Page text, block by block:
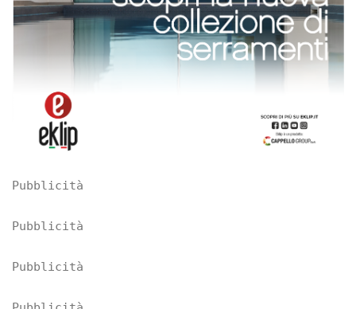
Pubblicità
Pubblicità
Pubblicità